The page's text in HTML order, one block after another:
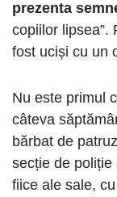
prezenta
copiilor lipsea”.
fost uciși cu un
Nu este primul
câteva
bărbat de
secție de poliție
fiice ale sale,